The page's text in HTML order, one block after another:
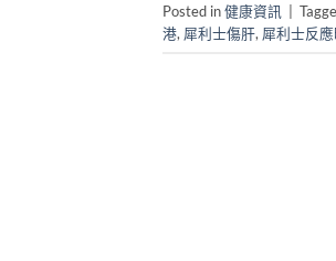
Posted in健康資訊
港, 犀利士傷肝, 犀利士反